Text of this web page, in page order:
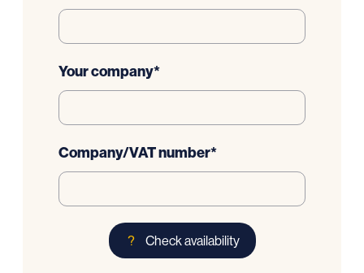
Your company*
Company/VAT number*
Check availability